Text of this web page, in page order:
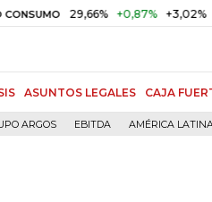
29,66% +0,87% +3,02% DTF
ASUNTOS LEGALES CAJA
ARGOS EBITDA AMÉRICA